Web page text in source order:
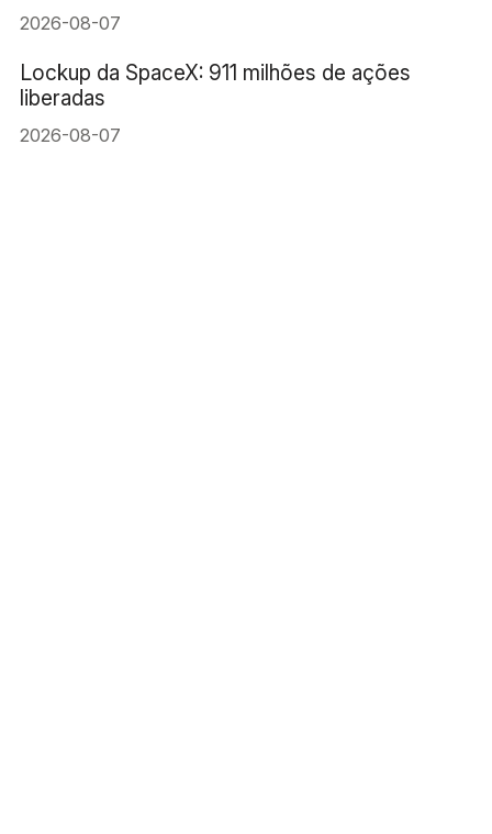
2026-08-07
Lockup da SpaceX: 911 milhões de ações
liberadas
2026-08-07